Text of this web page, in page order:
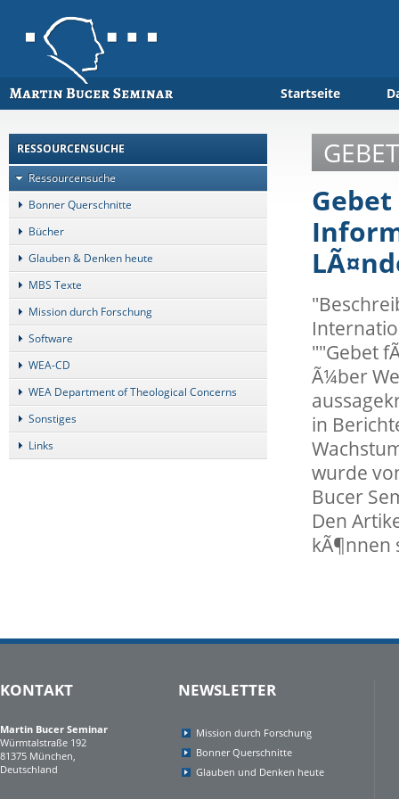
Startseite
RESSOURCENSUCHE
Ressourcensuche
Bonner Querschnitte
Bücher
Glauben & Denken heute
MBS Texte
Mission durch Forschung
Software
WEA-CD
WEA Department of Theological Concerns
Sonstiges
Links
""Gebet
Ã¼ber
in
wurde
Bucer
Den
kÃ¶nnen
KONTAKT
Martin Bucer Seminar
Würmtalstraße 192
81375 München,
Deutschland
NEWSLETTER
Mission durch Forschung
Bonner Querschnitte
Glauben und Denken heute